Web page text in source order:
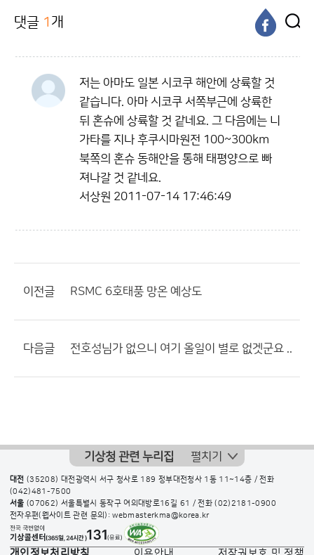
댓글 1 개
저는 아마도 일본 시코쿠 해안에 상륙할 것
같습니다. 아마 시코쿠 서쪽부근에 상륙한
뒤 혼슈에 상륙할 것 같네요. 그 다음에는 니
가타를 지나 후쿠시마원전 100~300km
북쪽의 혼슈 동해안을 통해 태평양으로 빠
져나갈 것 같네요.
서상원 2011-07-14 17:46:49
이전글 RSMC 6호태풍 망온 예상도
다음글 전호성님가 없으니 여기 올일이 별로 없겟군요 ..
기상청 관련 누리집 펼치기
대전 (35208) 대전광역시 서구 청사로 189 정부대전청사 1동 11~14층 / 전화
(042)481-7500
서울 (07062) 서울특별시 동작구 여의대방로16길 61 / 전화(02)2181-0900
전자우편(웹사이트 관련 문의): webmasterkma@korea.kr